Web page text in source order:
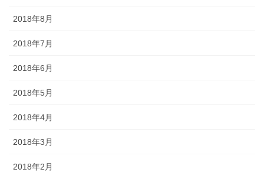
2018年8月
2018年7月
2018年6月
2018年5月
2018年4月
2018年3月
2018年2月